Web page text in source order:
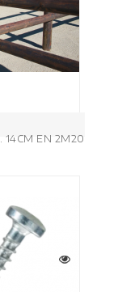
14CM EN 2M20